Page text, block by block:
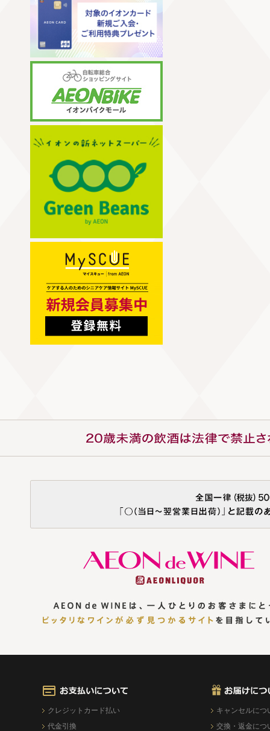
クレジットカード払い
代金引換
キャンセルにつ
交換・返金につ